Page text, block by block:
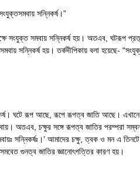
সন্নিকর্ষ।”
সংযুক্ত সমবায় সন্নিকর্ষ হয়। অতএব, ঘটরূপ
সন্নিকর্ষ হয়। তর্কদীপিকায় বলা হয়েছে-
ঘটে রূপ আছে, রূপে রূপত্ব জাতি আছে। এখানে
অতএব, চক্ষুর সঙ্গে রূপত্ব জাতির পরম্পরা
সন্নিকর্ষঃ।’ আমাদের চক্ষু, ত্বক ও মন এ তিনটে
গুনত্ব জাতির জ্ঞানোৎপত্তির কারণ হয়।